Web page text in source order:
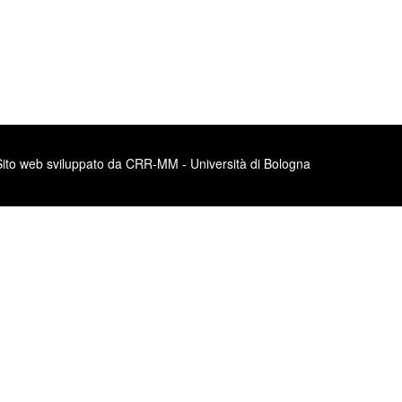
web sviluppato da CRR-MM - Università di Bologna